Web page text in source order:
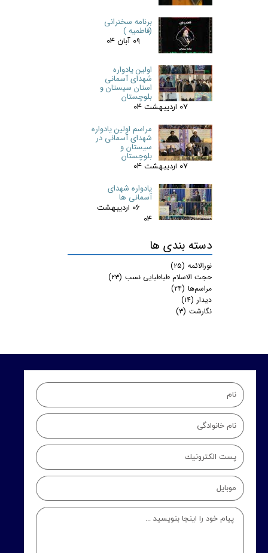
برنامه سخنرانی
(فاطمیه )
۰۹ آبان ۰۴
اولین یادواره
شهدای آسمانی
استان سیستان و
بلوچستان
۰۷ اردیبهشت ۰۴
مراسم اولین یادواره
شهدای آسمانی در
سیستان و
بلوچستان
۰۷ اردیبهشت ۰۴
یادواره شهدای
آسمانی ها
۰۶ اردیبهشت
۰۴
دسته بندی ها
نورالائمه (۲۵)
حجت الاسلام طباطبایی نسب (۲۳)
مراسم‌ها (۲۴)
دیدار (۱۴)
نگارشت (۳)